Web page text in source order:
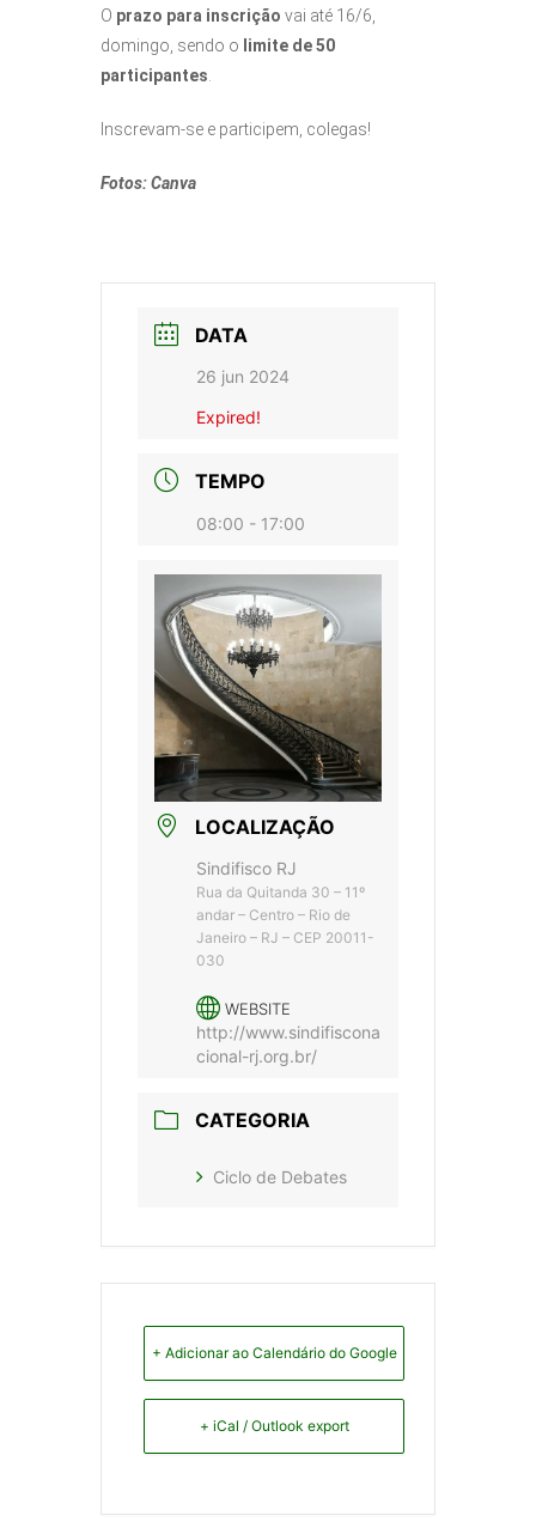
O prazo para inscrição vai até 16/6,
domingo, sendo o limite de 50
participantes.
Inscrevam-se e participem, colegas!
Fotos: Canva
DATA
26 jun 2024
Expired!
TEMPO
08:00 - 17:00
LOCALIZAÇÃO
Sindifisco RJ
Rua da Quitanda 30 – 11º
andar – Centro – Rio de
Janeiro – RJ – CEP 20011-
030
WEBSITE
http://www.sindifiscona
cional-rj.org.br/
CATEGORIA
Ciclo de Debates
+ Adicionar ao Calendário do Google
+ iCal / Outlook export